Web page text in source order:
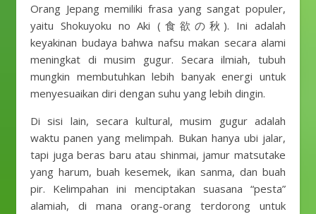
Orang Jepang memiliki frasa yang sangat populer,
yaitu Shokuyoku no Aki (食欲の秋). Ini adalah
keyakinan budaya bahwa nafsu makan secara alami
meningkat di musim gugur. Secara ilmiah, tubuh
mungkin membutuhkan lebih banyak energi untuk
menyesuaikan diri dengan suhu yang lebih dingin.
Di sisi lain, secara kultural, musim gugur adalah
waktu panen yang melimpah. Bukan hanya ubi jalar,
tapi juga beras baru atau shinmai, jamur matsutake
yang harum, buah kesemek, ikan sanma, dan buah
pir. Kelimpahan ini menciptakan suasana “pesta”
alamiah, di mana orang-orang terdorong untuk